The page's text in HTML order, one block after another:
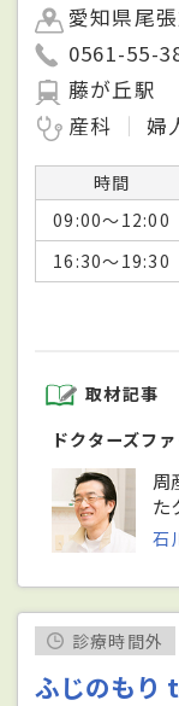
愛知県尾
0561-55-
藤が丘駅
産科
婦
時間
09:00～12:00
16:30～19:30
取材記事
ドクターズフ
周
た
石
診療時間外
ふじのもり